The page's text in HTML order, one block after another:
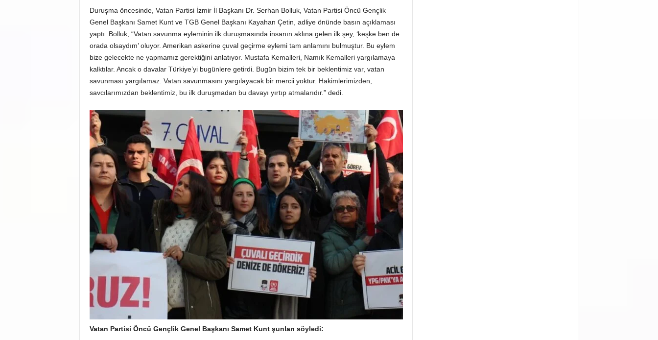
Duruşma öncesinde, Vatan Partisi İzmir İl Başkanı Dr. Serhan Bolluk, Vatan Partisi Öncü Gençlik
Genel Başkanı Samet Kunt ve TGB Genel Başkanı Kayahan Çetin, adliye önünde basın açıklaması
yaptı. Bolluk, “Vatan savunma eyleminin ilk duruşmasında insanın aklına gelen ilk şey, ‘keşke ben de
orada olsaydım’ oluyor. Amerikan askerine çuval geçirme eylemi tam anlamını bulmuştur. Bu eylem
bize gelecekte ne yapmamız gerektiğini anlatıyor. Mustafa Kemalleri, Namık Kemalleri yargılamaya
kalktılar. Ancak o davalar Türkiye’yi bugünlere getirdi. Bugün bizim tek bir beklentimiz var, vatan
savunması yargılamaz. Vatan savunmasını yargılayacak bir mercii yoktur. Hakimlerimizden,
savcılarımızdan beklentimiz, bu ilk duruşmadan bu davayı yırtıp atmalarıdır.” dedi.
Vatan Partisi Öncü Gençlik Genel Başkanı Samet Kunt şunları söyledi: